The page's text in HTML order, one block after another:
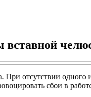
При отсутствии
сбои в